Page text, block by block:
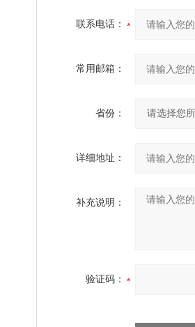
联系电话：
常用邮箱：
省份：
详细地址：
补充说明：
验证码：